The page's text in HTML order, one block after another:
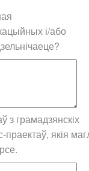
і/або
з грамадзянскіх
якія